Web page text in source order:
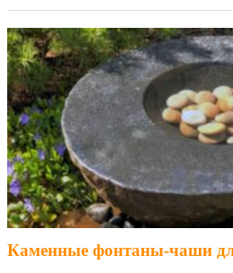
Каменные фонтаны-чаши